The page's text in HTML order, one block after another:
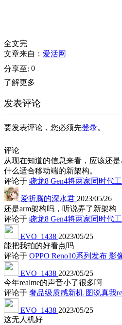
全文完
文章来自： 爱活网
分享至: 0
了解更多
发表评论
要发表评论，您必须先登录。
评论
从现在知道的信息来看，应该还
什么适合移动端的新架构。
评论于 骁龙8 Gen4将两家同时代
爱折腾的深水君 2023/05/26
还是arm架构吗，听说弄了新架构
评论于 骁龙8 Gen4将两家同时代
EVO_1438 2023/05/25
能把我拍的好看点吗
评论于 OPPO Reno10系列发布 影
EVO_1438 2023/05/25
今年realme的声音小了很多啊
评论于 奢品级质感新机 图说真我
EVO_1438 2023/05/25
这无人机好